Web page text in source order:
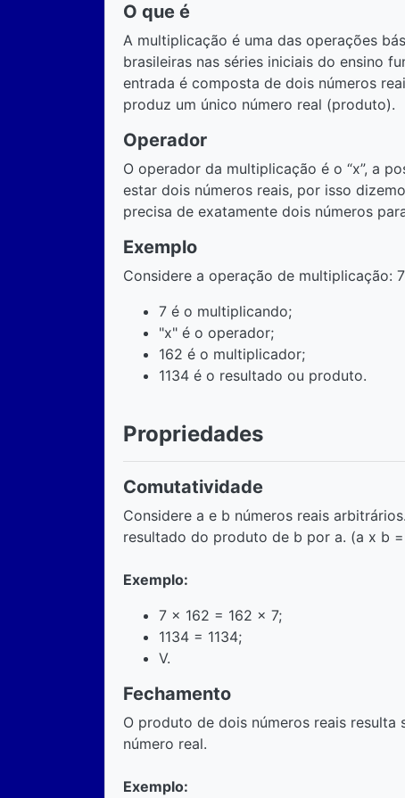
O que é
A multiplicação é uma das operações
brasileiras nas séries iniciais do ensino
entrada é composta de dois números
produz um único número real (produto).
Operador
O operador da multiplicação é o “x”, a
estar dois números reais, por isso
precisa de exatamente dois números
Exemplo
Considere a operação de multiplicação:
7 é o multiplicando;
"x" é o operador;
162 é o multiplicador;
1134 é o resultado ou produto.
Propriedades
Comutatividade
Considere a e b números reais
resultado do produto de b por a. (a x b
Exemplo:
7 x 162 = 162 x 7;
1134 = 1134;
V.
Fechamento
O produto de dois números reais
número real.
Exemplo: